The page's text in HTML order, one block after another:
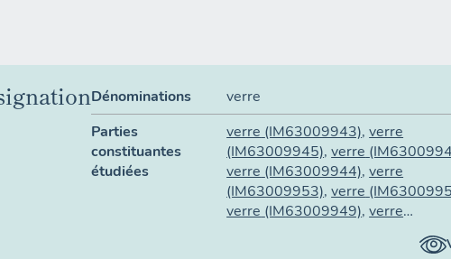
Dénominations
verre
Parties
constituantes
étudiées
verre (IM63009943),verre
(IM63009945),verre
verre (IM63009944),verre
(IM63009953),verre
verre (IM63009949),verre